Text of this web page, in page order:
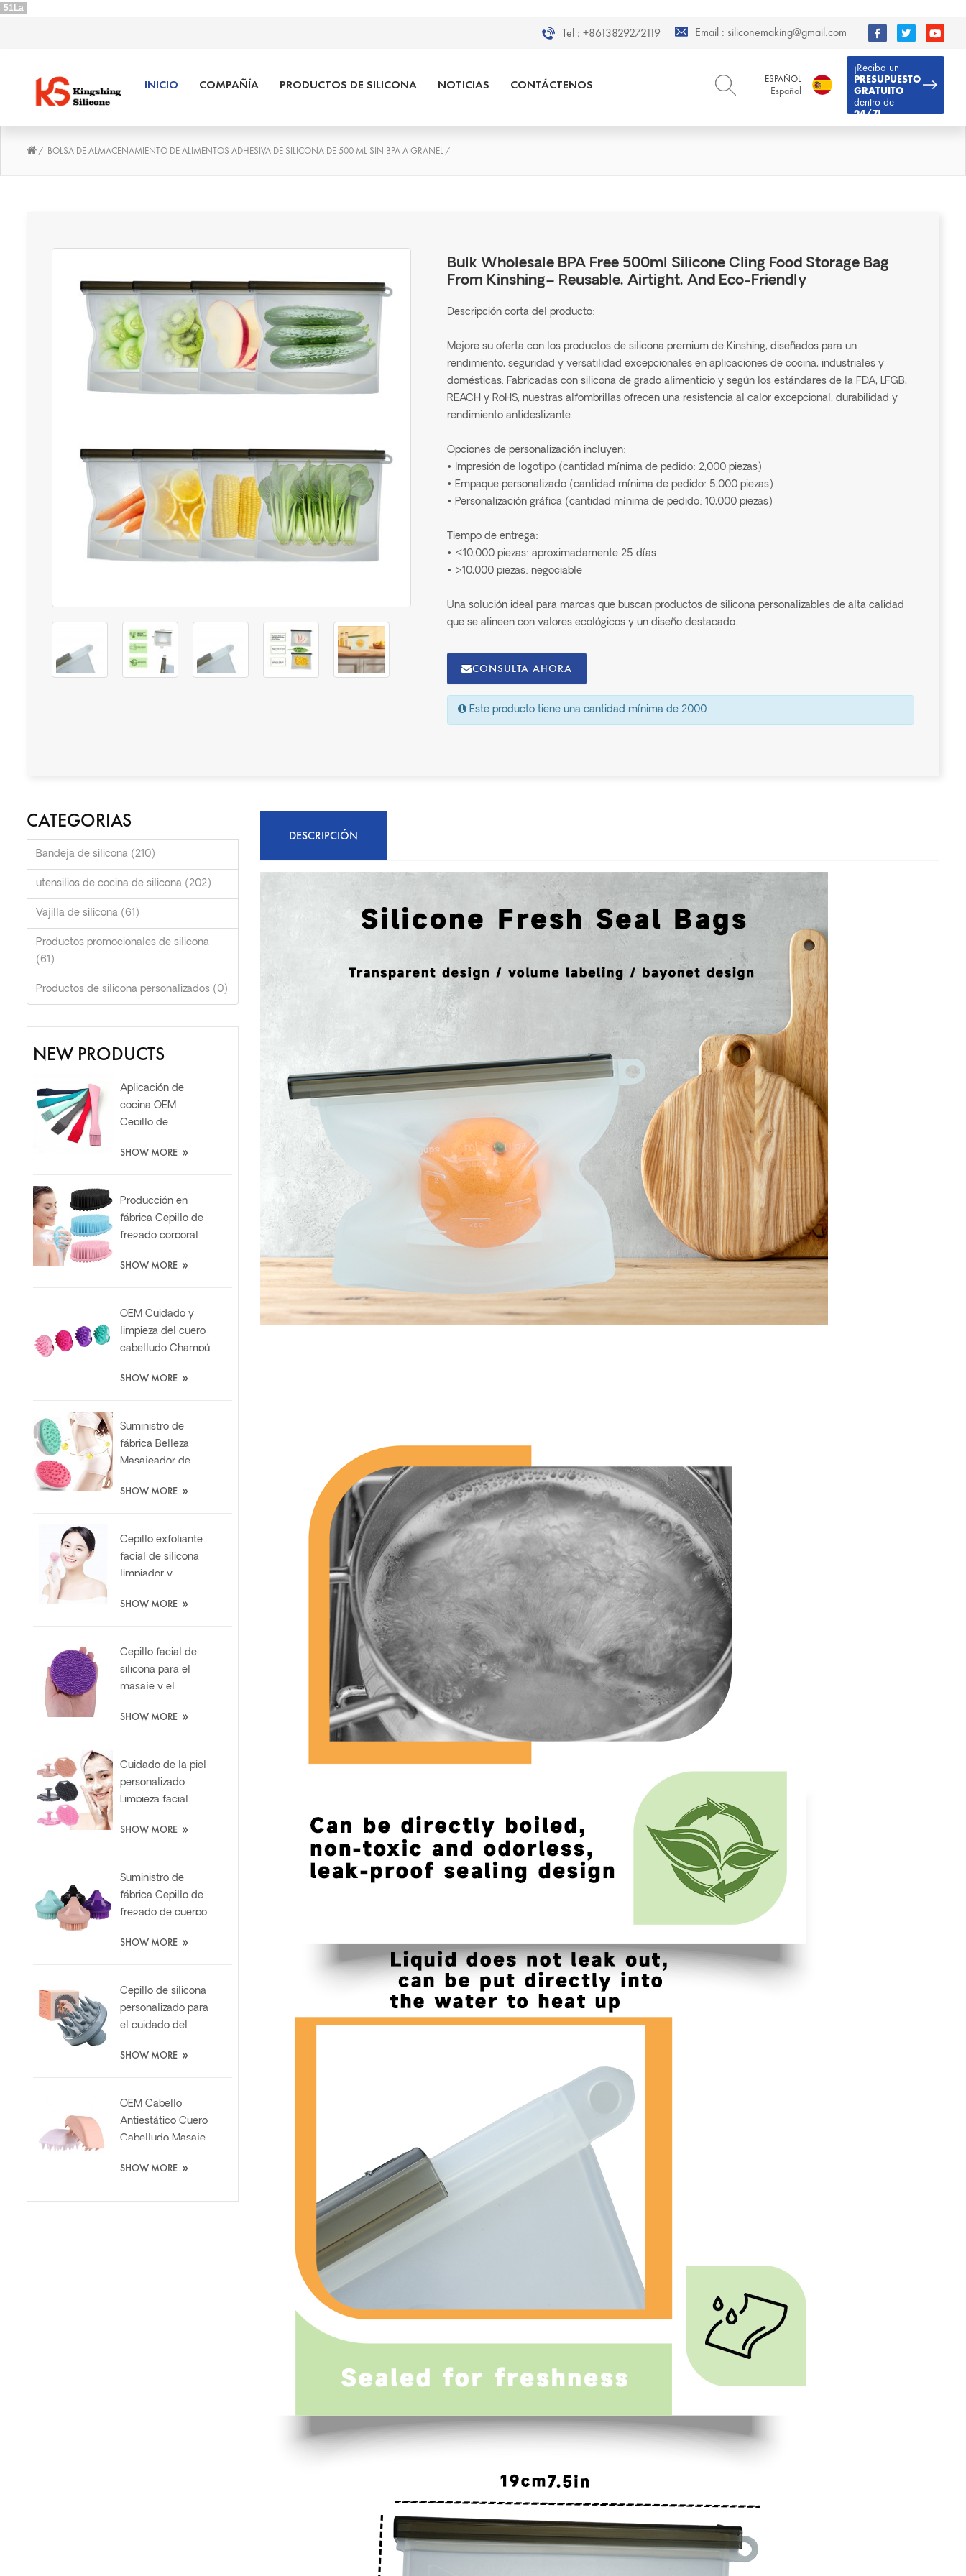
51La
Tel : +8613829272119 Email : siliconemaking@gmail.com
¡Reciba un
PRESUPUESTO
GRATUITO
dentro de
24/7!
ESPAÑOL
Español
日本語
日本語
INICIO COMPAÑÍA PRODUCTOS DE SILICONA NOTICIAS CONTÁCTENOS
/ BOLSA DE ALMACENAMIENTO DE ALIMENTOS ADHESIVA DE SILICONA DE 500 ML SIN BPA A GRANEL/
Bulk Wholesale BPA Free 500ml Silicone Cling Food Storage Bag
From Kinshing– Reusable, Airtight, And Eco-Friendly
Descripción corta del producto:
Mejore su oferta con los productos de silicona premium de Kinshing, diseñados para un
rendimiento, seguridad y versatilidad excepcionales en aplicaciones de cocina, industriales y
domésticas. Fabricadas con silicona de grado alimenticio y según los estándares de la FDA, LFGB,
REACH y RoHS, nuestras alfombrillas ofrecen una resistencia al calor excepcional, durabilidad y
rendimiento antideslizante.
Opciones de personalización incluyen:
• Impresión de logotipo (cantidad mínima de pedido: 2,000 piezas)
• Empaque personalizado (cantidad mínima de pedido: 5,000 piezas)
• Personalización gráfica (cantidad mínima de pedido: 10,000 piezas)
Tiempo de entrega:
• ≤10,000 piezas: aproximadamente 25 días
• >10,000 piezas: negociable
Una solución ideal para marcas que buscan productos de silicona personalizables de alta calidad
que se alineen con valores ecológicos y un diseño destacado.
CONSULTA AHORA
Este producto tiene una cantidad mínima de 2000
CATEGORIAS
Bandeja de silicona (210)
utensilios de cocina de silicona (202)
Vajilla de silicona (61)
Productos promocionales de silicona
(61)
Productos de silicona personalizados (0)
NEW PRODUCTS
Aplicación de
cocina OEM
Cepillo de
de silicona de
SHOW MORE »
Producción en
fábrica Cepillo de
fregado corporal
en 1 para baño y
SHOW MORE »
OEM Cuidado y
limpieza del cuero
cabelludo Champú
Cepillo
SHOW MORE »
Suministro de
fábrica Belleza
Masajeador de
Cepillo de silicona
SHOW MORE »
Cepillo exfoliante
facial de silicona
limpiador y
de gato
SHOW MORE »
Cepillo facial de
silicona para el
masaje y el
suaves y
SHOW MORE »
Cuidado de la piel
personalizado
Limpieza facial
silicona
SHOW MORE »
Suministro de
fábrica Cepillo de
fregado de cuerpo
baño de lufa suave
SHOW MORE »
Cepillo de silicona
personalizado para
el cuidado del
silicona para el
SHOW MORE »
OEM Cabello
Antiestático Cuero
Cabelludo Masaje
Cepillo de silicona
SHOW MORE »
DESCRIPCIÓN